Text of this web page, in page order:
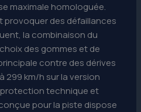
maximale homologuée.
provoquer des défaillances
la combinaison du
des gommes et de
contre des dérives
299 km/h sur la version
technique et
pour la piste dispose